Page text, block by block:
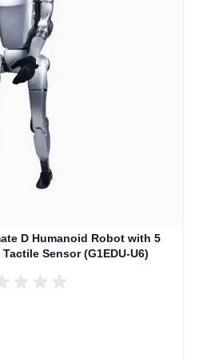
D Humanoid Robot with 5
Sensor (G1EDU-U6)